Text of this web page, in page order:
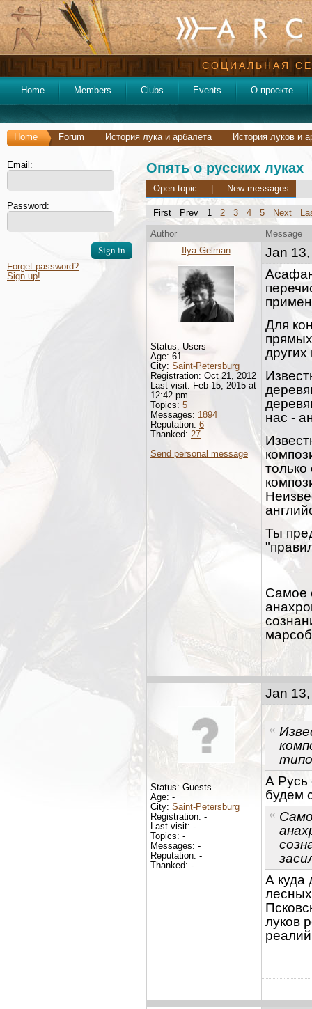
СОЦИАЛЬНАЯ
Home Members Clubs Events О проекте
Home Forum История лука и арбалета История луков и
Email:
Password:
Forget password?
Sign up!
Опять о русских луках
Open topic New messages
First Prev 1 2 3 4 5 Next
Author
Message
Jan
Для
нас -
Ты
Самое
Ilya Gelman
Status: Users
Age: 61
City: Saint-Petersburg
Registration: Oct 21, 2012
Last visit: Feb 15, 2015 at
12:42 pm
Topics: 5
Messages: 1894
Reputation: 6
Thanked: 27
Send personal message
Jan
А Русь
будем
А куда
луков
Status: Guests
Age: -
City: Saint-Petersburg
Registration: -
Last visit: -
Topics: -
Messages: -
Reputation: -
Thanked: -